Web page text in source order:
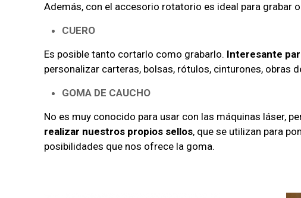
Además, con el accesorio rotatorio es ideal para grabar
CUERO
Es posible tanto cortarlo como grabarlo. Interesante
personalizar carteras, bolsas, rótulos, cinturones, obras
GOMA DE CAUCHO
No es muy conocido para usar con las máquinas láser,
realizar nuestros propios sellos, que se utilizan para
posibilidades que nos ofrece la goma.